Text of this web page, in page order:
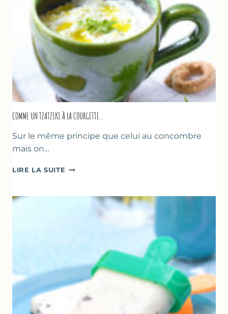
COMME UN TZATZIKI À LA COURGETTE…
Sur le même principe que celui au concombre
mais on…
LIRE LA SUITE COMME
À
COURGETTE…